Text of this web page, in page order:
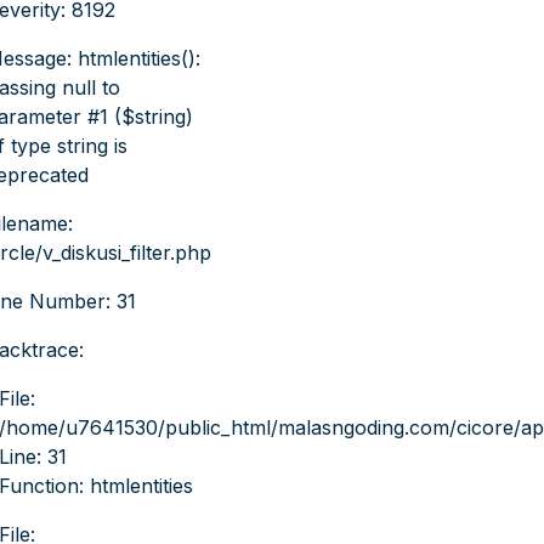
8192
htmlentities():
null to
#1 ($string)
type string is
v_diskusi_filter.php
Number: 31
File:
/home/u7641530/public_html/malasngoding.com/cicore/
Line: 31
Function: htmlentities
File: